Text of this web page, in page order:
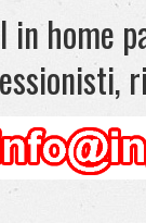
in home